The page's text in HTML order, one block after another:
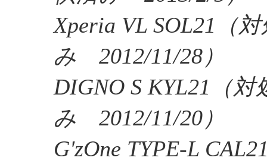
Xperia VL SOL21（
み 2012/11/28）
DIGNO S KYL21（
み 2012/11/20）
G'zOne TYPE-L